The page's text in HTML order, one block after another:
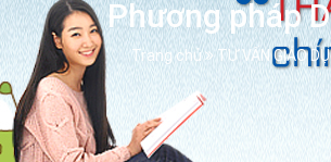
Phương pháp
Trang chủ TƯ VẤN GIÁO